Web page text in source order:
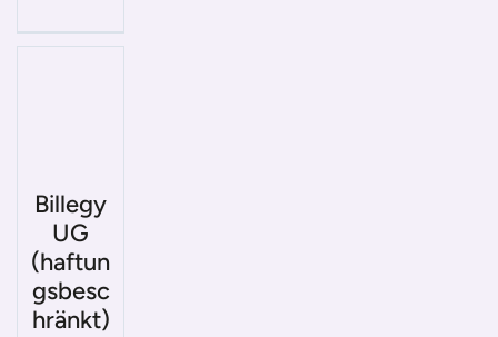
Billegy
UG
(haftun
gsbesc
hränkt)